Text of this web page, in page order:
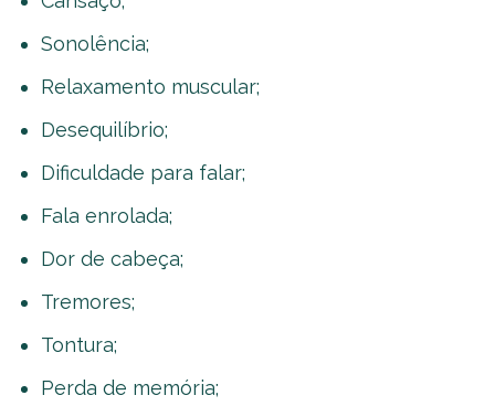
Sonolência;
Relaxamento muscular;
Desequilíbrio;
Dificuldade para falar;
Fala enrolada;
Dor de cabeça;
Tremores;
Tontura;
Perda de memória;